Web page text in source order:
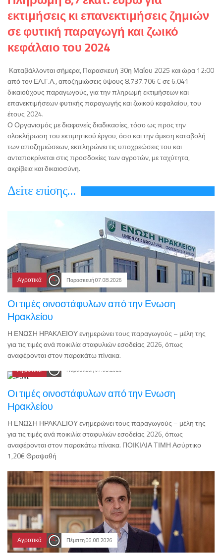
εκτιμήσεις κι επανεκτιμήσεις ζημιών
σε φυτική παραγωγή και ζωικό
κεφάλαιο του 2024
Καταβάλλονται σήμερα, Παρασκευή 30η Μαΐου 2025 και ώρα 12:00
από τον ΕΛ.Γ.Α., αποζημιώσεις ύψους 8.737.706 € σε 6.041
δικαιούχους παραγωγούς, για την πληρωμή εκτιμήσεων και
επανεκτιμήσεων φυτικής παραγωγής και ζωικού κεφαλαίου, του
έτους 2024.
Ο Οργανισμός με διαφανείς διαδικασίες, τόσο ως προς την
ολοκλήρωση του εκτιμητικού έργου, όσο και την άμεση καταβολή
των αποζημιώσεων, εκπληρώνει τις υποχρεώσεις του και
ανταποκρίνεται στις προσδοκίες των αγροτών, με ταχύτητα,
ακρίβεια και δικαιοσύνη.
Δεiτε επiσης...
Αγροτικά Παρασκευή 07.08.2026
Οι τιμές οινοστάφυλων από την Ενωση
Ηρακλείου
Η ΕΝΩΣΗ ΗΡΑΚΛΕΙΟΥ ενημερώνει τους παραγωγούς – μέλη της
για τις τιμές ανά ποικιλία σταφυλιών εσοδείας 2026, όπως
αναφέρονται στον παρακάτω πίνακα.
Αγροτικά Παρασκευή 07.08.2026
Οι τιμές οινοστάφυλων από την Ενωση
Ηρακλείου
Η ΕΝΩΣΗ ΗΡΑΚΛΕΙΟΥ ενημερώνει τους παραγωγούς – μέλη της
για τις τιμές ανά ποικιλία σταφυλιών εσοδείας 2026, όπως
αναφέρονται στον παρακάτω πίνακα. ΠΟΙΚΙΛΙΑ ΤΙΜΗ Ασύρτικο
1,20€ Θραψαθή
Αγροτικά Πέμπτη 06.08.2026